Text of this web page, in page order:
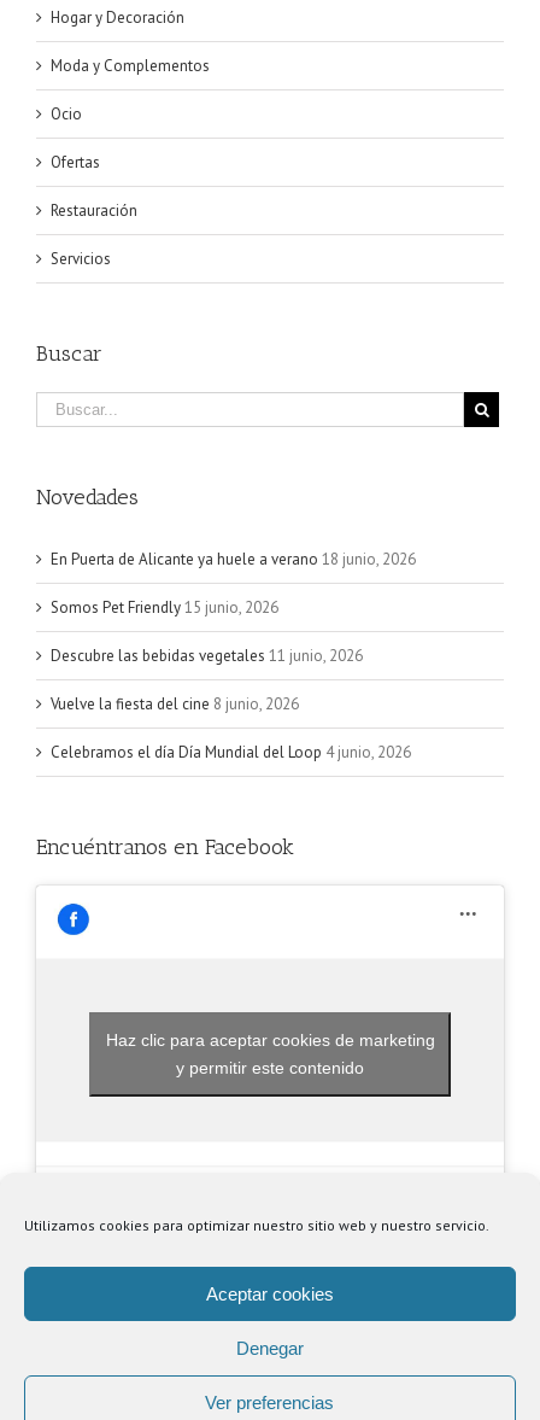
Utilizamos cookies para optimizar nuestro sitio web y nuestro servicio.
Aceptar cookies
Denegar
Ver preferencias
Hogar y Decoración
Moda y Complementos
Ocio
Ofertas
Restauración
Servicios
Buscar
Novedades
En Puerta de Alicante ya huele a verano 18 junio, 2026
Somos Pet Friendly15 junio, 2026
Descubre las bebidas vegetales 11 junio, 2026
Vuelve la fiesta del cine 8 junio, 2026
Celebramos el día Día Mundial del Loop 4 junio, 2026
Encuéntranos en Facebook
Haz clic para aceptar cookies de marketing
y permitir este contenido
© Copyright2026 | Centro Comercial Puerta de Alicante |Política de
Privacidad|Aviso Legal